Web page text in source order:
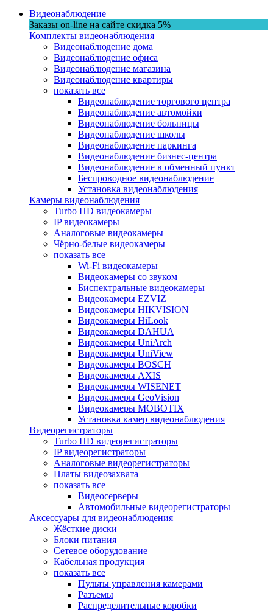
Видеонаблюдение
Заказы on-line на сaйте скидка 5%
Комплекты видеонаблюдения
Видеонаблюдение дома
Видеонаблюдение офиса
Видеонаблюдение магазина
Видеонаблюдение квартиры
показать все
Видеонаблюдение торгового центра
Видеонаблюдение автомойки
Видеонаблюдение больницы
Видеонаблюдение школы
Видеонаблюдение паркинга
Видеонаблюдение бизнес-центра
Видеонаблюдение в обменный пункт
Беспроводное видеонаблюдение
Установка видеонаблюдения
Камеры видеонаблюдения
Turbo HD видеокамеры
IP видеокамеры
Аналоговые видеокамеры
Чёрно-белые видеокамеры
показать все
Wi-Fi видеокамеры
Видеокамеры со звуком
Биспектральные видеокамеры
Видеокамеры EZVIZ
Видеокамеры HIKVISION
Видеокамеры HiLook
Видеокамеры DAHUA
Видеокамеры UniArch
Видеокамеры UniView
Видеокамеры BOSCH
Видеокамеры AXIS
Видеокамеры WISENET
Видеокамеры GeoVision
Видеокамеры MOBOTIX
Установка камер видеонаблюдения
Видеорегистраторы
Turbo HD видеорегистраторы
IP видеорегистраторы
Аналоговые видеорегистраторы
Платы видеозахвата
показать все
Видеосерверы
Автомобильные видеорегистраторы
Аксессуары для видеонаблюдения
Жёсткие диски
Блоки питания
Сетевое оборудование
Кабельная продукция
показать все
Пульты управления камерами
Разъемы
Распределительные коробки